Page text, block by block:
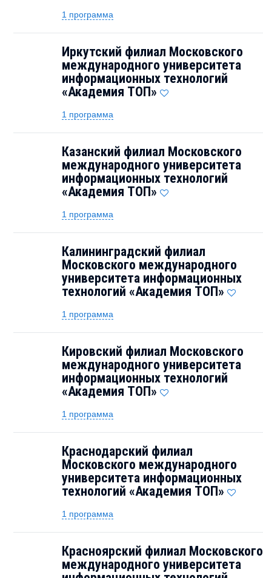
1 программа
Иркутский филиал Московского
международного университета
информационных технологий
«Академия TOП»
1 программа
Казанский филиал Московского
международного университета
информационных технологий
«Академия TOП»
1 программа
Калининградский филиал
Московского международного
университета информационных
технологий «Академия TOП»
1 программа
Кировский филиал Московского
международного университета
информационных технологий
«Академия TOП»
1 программа
Краснодарский филиал
Московского международного
университета информационных
технологий «Академия TOП»
1 программа
Красноярский филиал Московского
международного университета